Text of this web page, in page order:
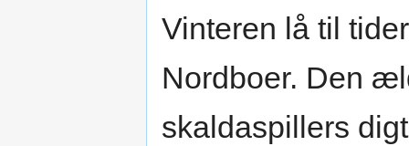
Vinteren lå til
Nordboer. Den
skaldaspillers